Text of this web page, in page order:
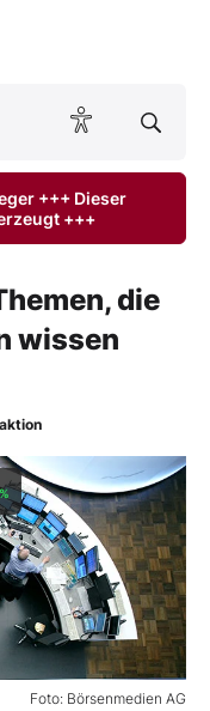
lesen
+++ Dieser
+++
die
wissen
Foto: Börsenmedien AG